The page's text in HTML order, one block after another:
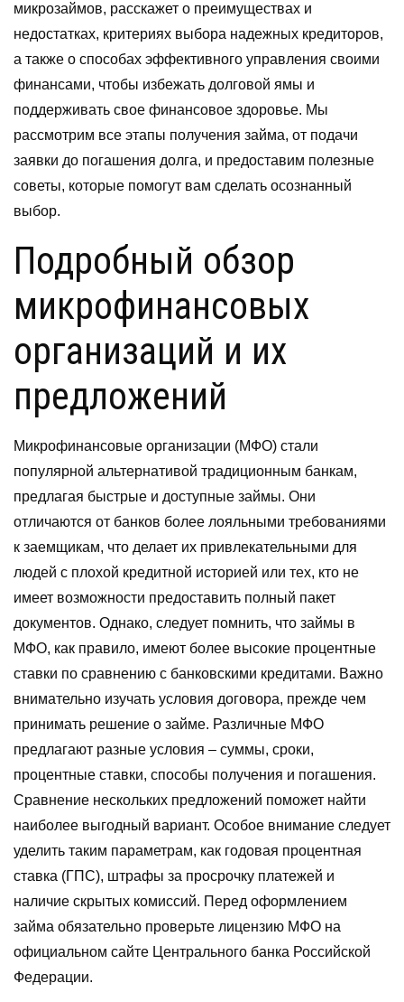
микрозаймов, расскажет о преимуществах и
недостатках, критериях выбора надежных кредиторов,
а также о способах эффективного управления своими
финансами, чтобы избежать долговой ямы и
поддерживать свое финансовое здоровье. Мы
рассмотрим все этапы получения займа, от подачи
заявки до погашения долга, и предоставим полезные
советы, которые помогут вам сделать осознанный
выбор.
Подробный обзор
микрофинансовых
организаций и их
предложений
Микрофинансовые организации (МФО) стали
популярной альтернативой традиционным банкам,
предлагая быстрые и доступные займы. Они
отличаются от банков более лояльными требованиями
к заемщикам, что делает их привлекательными для
людей с плохой кредитной историей или тех, кто не
имеет возможности предоставить полный пакет
документов. Однако, следует помнить, что займы в
МФО, как правило, имеют более высокие процентные
ставки по сравнению с банковскими кредитами. Важно
внимательно изучать условия договора, прежде чем
принимать решение о займе. Различные МФО
предлагают разные условия – суммы, сроки,
процентные ставки, способы получения и погашения.
Сравнение нескольких предложений поможет найти
наиболее выгодный вариант. Особое внимание следует
уделить таким параметрам, как годовая процентная
ставка (ГПС), штрафы за просрочку платежей и
наличие скрытых комиссий. Перед оформлением
займа обязательно проверьте лицензию МФО на
официальном сайте Центрального банка Российской
Федерации.